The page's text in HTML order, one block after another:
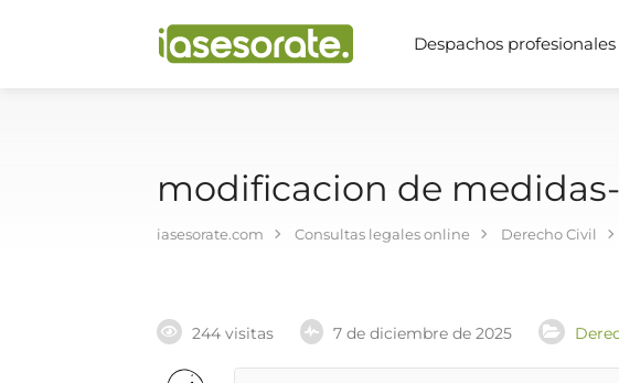
Despachos profesionales
modificacion de
iasesorate.com Consultas legales online Derecho Civil
244 visitas 7 de diciembre de 2025